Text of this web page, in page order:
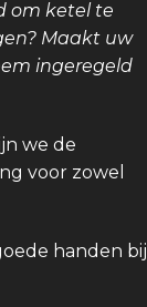
om ketel te
Maakt uw
ingeregeld
we de
voor zowel
handen bij